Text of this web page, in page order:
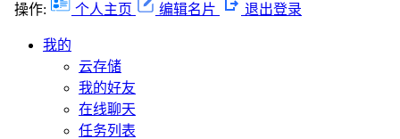
操作: 个人主页 编辑名片 退出登录
我的
云存储
我的好友
在线聊天
任务列表